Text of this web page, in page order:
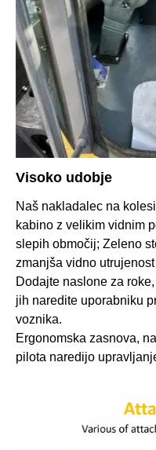
Visoko udobje
Naš nakladalec na
kabino z velikim vidnim
slepih območij; Zeleno
zmanjša vidno
Dodajte naslone za
jih naredite uporabniku
voznika.
Ergonomska zasnova,
pilota naredijo